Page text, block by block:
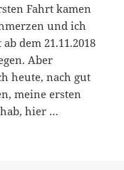
Fahrt kamen
und ich
dem 21.11.2018
Aber
heute, nach gut
meine ersten
hier …